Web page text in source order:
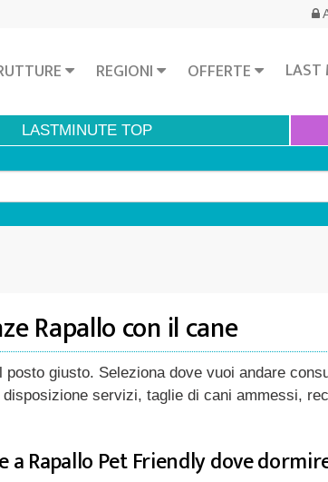
REGIONI OFFERTE LAST
LASTMINUTE TOP
Rapallo con il cane
giusto. Seleziona dove vuoi andare
servizi, taglie di cani ammessi,
Rapallo Pet Friendly dove